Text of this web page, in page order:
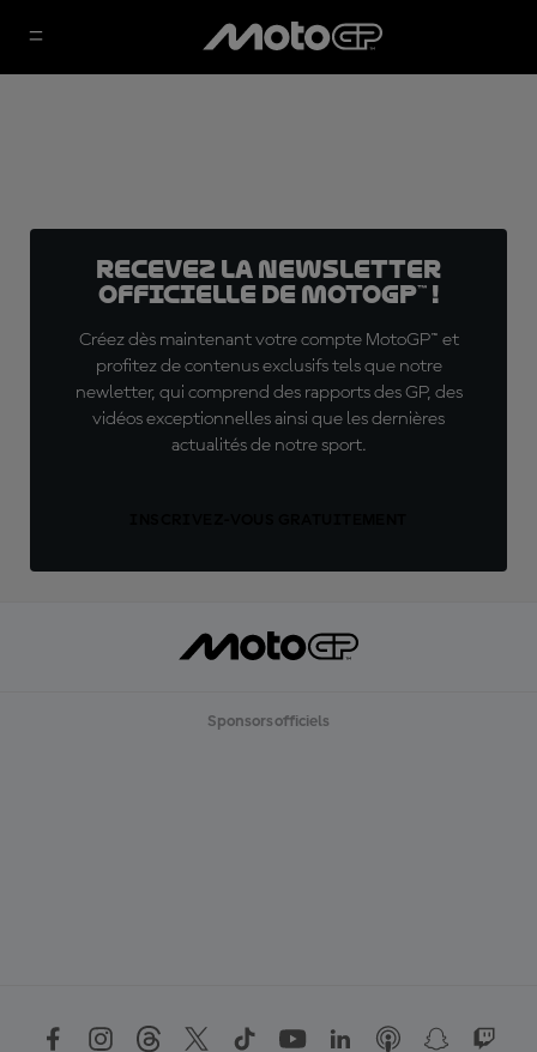
Recevez la Newsletter
officielle de MotoGP™ !
Créez dès maintenant votre compte MotoGP™ et
profitez de contenus exclusifs tels que notre
newletter, qui comprend des rapports des GP, des
vidéos exceptionnelles ainsi que les dernières
actualités de notre sport.
Sponsors officiels